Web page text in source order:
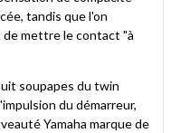
tandis que l'on
mettre le contact "à
soupapes du twin
du démarreur,
Yamaha marque de